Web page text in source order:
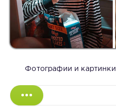
Фотографии и картинки